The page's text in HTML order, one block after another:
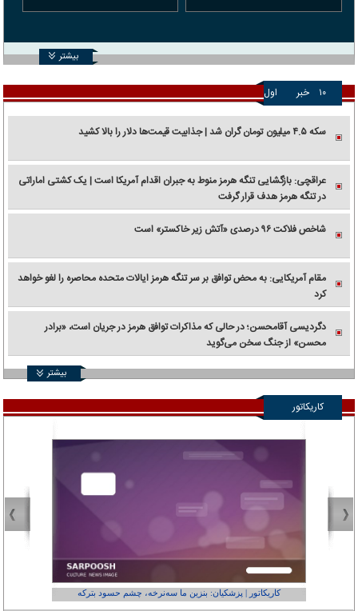
بیشتر
۱۰ خبر اول
سکه ۴.۵ میلیون تومان گران شد | جذابیت قیمت‌ها دلار را بالا کشید
عراقچی: بازگشایی تنگه هرمز منوط به جبران اقدام آمریکا است | یک کشتی اماراتی
در تنگه هرمز هدف قرار گرفت
شاخص فلاکت ۹۶ درصدی «آتش زیر خاکستر» است
مقام آمریکایی: به محض توافق بر سر تنگه هرمز ایالات متحده محاصره را لغو خواهد
کرد
دگردیسی آقامحسن؛ در حالی که مذاکرات توافق هرمز در جریان است، «برادر
محسن» از جنگ سخن می‌گوید
بیشتر
کاریکاتور
کاریکاتور | پزشکیان: بنزین ما سه‌نرخه، چشم حسود بترکه